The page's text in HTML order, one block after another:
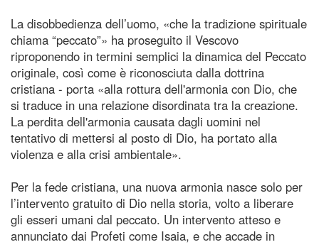
La disobbedienza dell’uomo, «che la tradizione spirituale
chiama “peccato”» ha proseguito il Vescovo
riproponendo in termini semplici la dinamica del Peccato
originale, così come è riconosciuta dalla dottrina
cristiana - porta «alla rottura dell'armonia con Dio, che
si traduce in una relazione disordinata tra la creazione.
La perdita dell'armonia causata dagli uomini nel
tentativo di mettersi al posto di Dio, ha portato alla
violenza e alla crisi ambientale».
Per la fede cristiana, una nuova armonia nasce solo per
l’intervento gratuito di Dio nella storia, volto a liberare
gli esseri umani dal peccato. Un intervento atteso e
annunciato dai Profeti come Isaia, e che accade in